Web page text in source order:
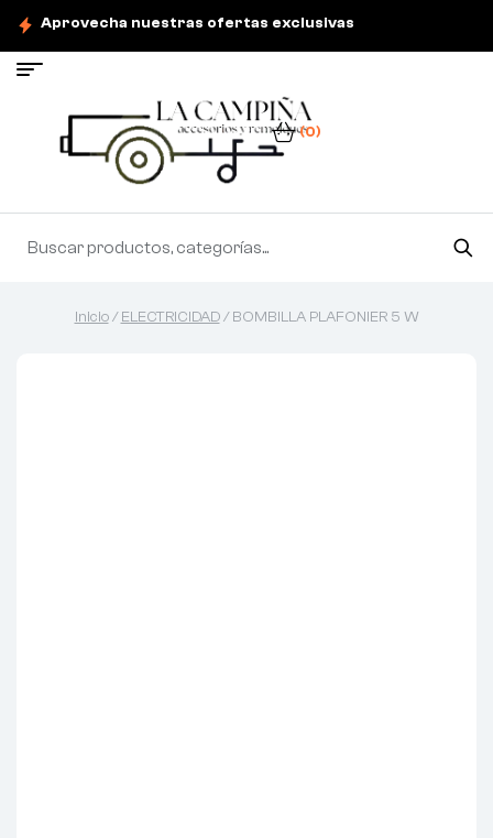
Aprovecha nuestras ofertas exclusivas
(0)
Inicio/ELECTRICIDAD/ BOMBILLA PLAFONIER 5 W